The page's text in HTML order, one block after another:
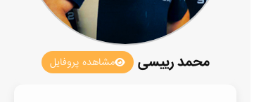
محمد رییسی مشاهده پروفایل